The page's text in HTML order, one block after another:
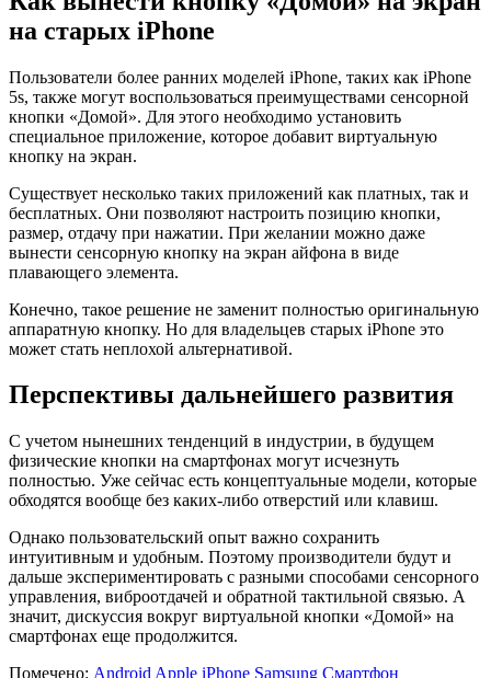
на старых iPhone
Пользователи более ранних моделей iPhone, таких как iPhone
5s, также могут воспользоваться преимуществами сенсорной
кнопки «Домой». Для этого необходимо установить
специальное приложение, которое добавит виртуальную
кнопку на экран.
Существует несколько таких приложений как платных, так и
бесплатных. Они позволяют настроить позицию кнопки,
размер, отдачу при нажатии. При желании можно даже
вынести сенсорную кнопку на экран айфона в виде
плавающего элемента.
Конечно, такое решение не заменит полностью оригинальную
аппаратную кнопку. Но для владельцев старых iPhone это
может стать неплохой альтернативой.
Перспективы дальнейшего развития
С учетом нынешних тенденций в индустрии, в будущем
физические кнопки на смартфонах могут исчезнуть
полностью. Уже сейчас есть концептуальные модели, которые
обходятся вообще без каких-либо отверстий или клавиш.
Однако пользовательский опыт важно сохранить
интуитивным и удобным. Поэтому производители будут и
дальше экспериментировать с разными способами сенсорного
управления, виброотдачей и обратной тактильной связью. А
значит, дискуссия вокруг виртуальной кнопки «Домой» на
смартфонах еще продолжится.
Помечено: Android Apple iPhone Samsung Смартфон